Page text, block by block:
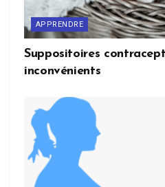
APPRENDRE
Suppositoires
inconvénients